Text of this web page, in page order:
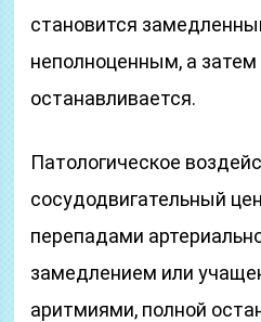
становится
неполноценным, а
останавливается.
Патологическое
сосудодвигательный
перепадами
замедлением или
аритмиями, полной